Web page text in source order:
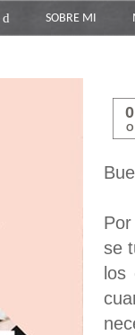
d SOBRE MI
se